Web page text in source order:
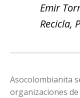
Emir
Recicla,
Asocolombianita
organizaciones